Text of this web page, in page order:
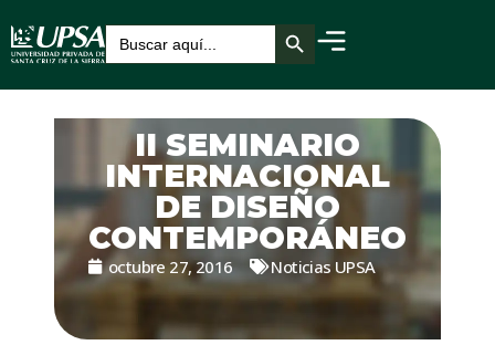
Buscar: Botón de búsqueda
II SEMINARIO
INTERNACIONAL
DE DISEÑO
CONTEMPORÁNEO
octubre 27, 2016 Noticias UPSA